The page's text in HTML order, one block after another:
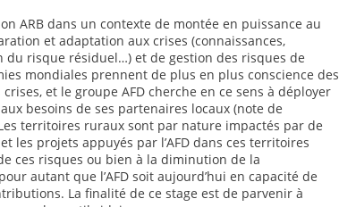
ARB dans un contexte de montée en puissance au
et adaptation aux crises (connaissances,
du risque résiduel…) et de gestion des risques de
mondiales prennent de plus en plus conscience des
et le groupe AFD cherche en ce sens à déployer
besoins de ses partenaires locaux (note de
territoires ruraux sont par nature impactés par de
les projets appuyés par l’AFD dans ces territoires
ces risques ou bien à la diminution de la
autant que l’AFD soit aujourd’hui en capacité de
La finalité de ce stage est de parvenir à